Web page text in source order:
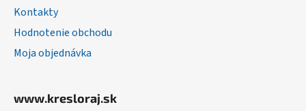
Kontakty
Hodnotenie obchodu
Moja objednávka
www.kresloraj.sk